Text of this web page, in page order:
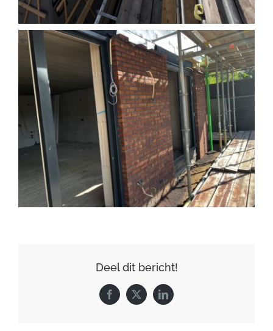
Deel dit bericht!
Facebook
X LinkedIn